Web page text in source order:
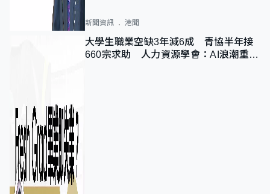
新聞資訊 港聞
大學生職業空缺3年減6成 青協半年接
660宗求助 人力資源學會：AI浪潮重整